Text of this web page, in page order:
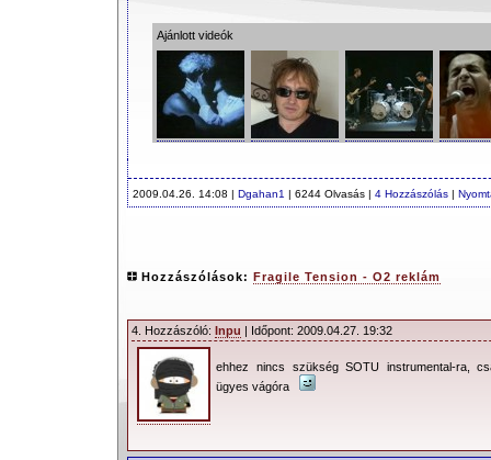
Ajánlott videók
2009.04.26. 14:08 | Dgahan1 | 6244 Olvasás | 4 Hozzászólás |
Hozzászólások: Fragile Tension - O2 reklám
4. Hozzászóló: Inpu | Időpont: 2009.04.27. 19:32
ehhez nincs szükség SOTU instrumental-ra,
ügyes vágóra